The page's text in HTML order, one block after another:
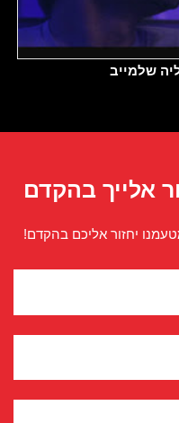
שלמייב
אלייך בהקדם
יחזור אליכם בהקדם!